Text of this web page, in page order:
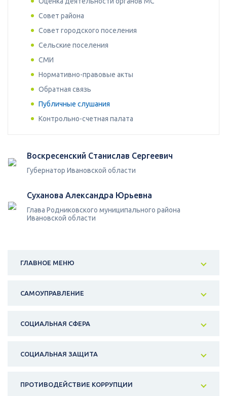
Совет района
Совет городского поселения
Сельские поселения
СМИ
Нормативно-правовые акты
Обратная связь
Публичные слушания
Контрольно-счетная палата
Воскресенский Станислав Сергеевич
Губернатор Ивановской области
Суханова Александра Юрьевна
Глава Родниковского муниципального района
Ивановской области
ГЛАВНОЕ МЕНЮ
САМОУПРАВЛЕНИЕ
СОЦИАЛЬНАЯ СФЕРА
СОЦИАЛЬНАЯ ЗАЩИТА
ПРОТИВОДЕЙСТВИЕ КОРРУПЦИИ